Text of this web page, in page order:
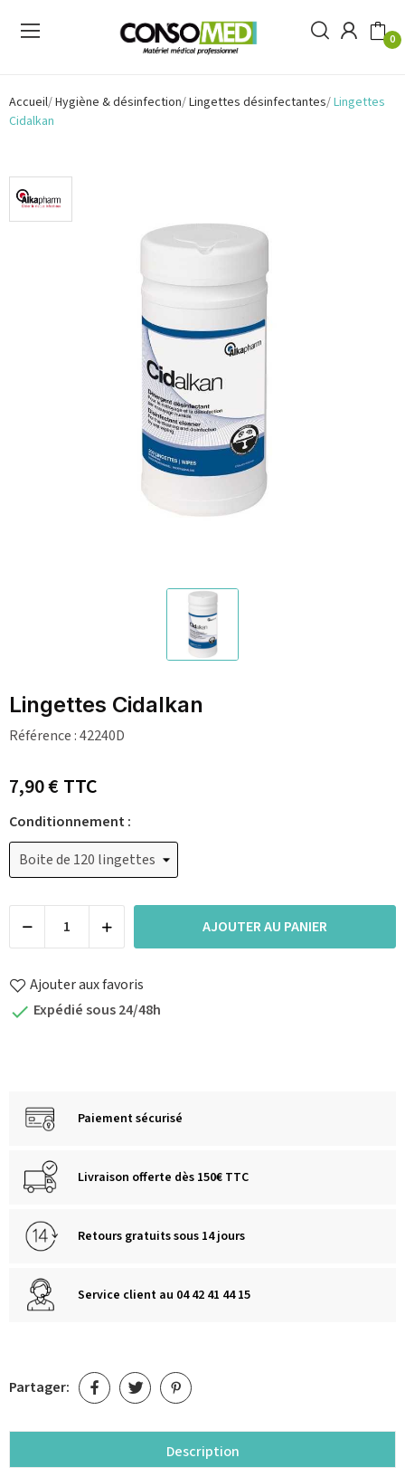
0
Accueil Hygiène & désinfection Lingettes désinfectantes Lingettes
Cidalkan
Lingettes Cidalkan
Référence :42240D
7,90 €TTC
Conditionnement :
AJOUTER AU PANIER
Ajouter aux favoris
 Expédié sous 24/48h
Paiement sécurisé
Livraison offerte dès 150€ TTC
Retours gratuits sous 14 jours
Service client au 04 42 41 44 15
Partager:
Description